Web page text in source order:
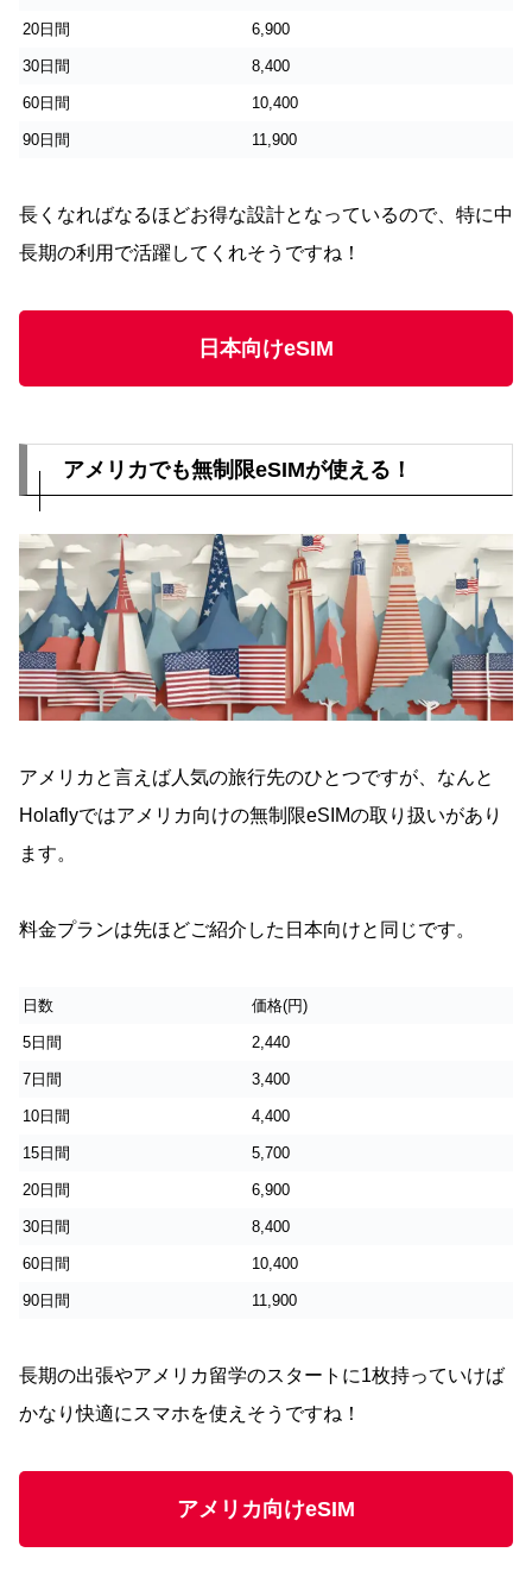
20日間 6,900
30日間 8,400
60日間 10,400
90日間 11,900
長くなればなるほどお得な設計となっているので、特に中
長期の利用で活躍してくれそうですね！
日本向けeSIM
アメリカでも無制限eSIMが使える！
アメリカと言えば人気の旅行先のひとつですが、なんと
Holaflyではアメリカ向けの無制限eSIMの取り扱いがあり
ます。
料金プランは先ほどご紹介した日本向けと同じです。
日数 価格(円)
5日間 2,440
7日間 3,400
10日間 4,400
15日間 5,700
20日間 6,900
30日間 8,400
60日間 10,400
90日間 11,900
長期の出張やアメリカ留学のスタートに1枚持っていけば
かなり快適にスマホを使えそうですね！
アメリカ向けeSIM